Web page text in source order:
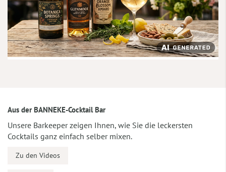
Aus der BANNEKE-Cocktail Bar
Unsere Barkeeper zeigen Ihnen, wie Sie die leckersten
Cocktails ganz einfach selber mixen.
Zu den Videos